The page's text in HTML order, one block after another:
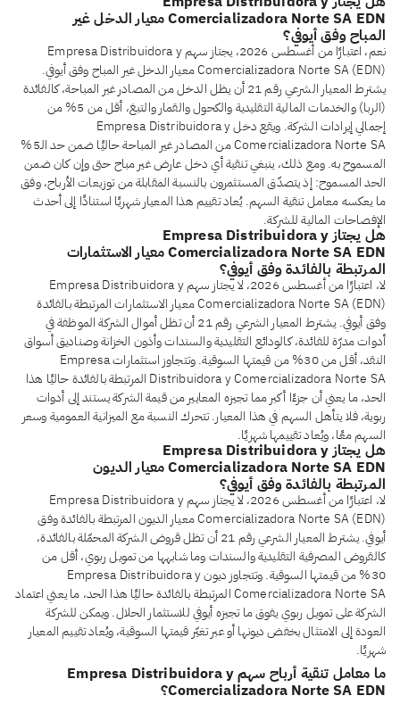
Comercializadora Norte SA EDN معيار الدخل غير
المباح وفق أيوفي؟
نعم، اعتبارًا من أغسطس 2026، يجتاز سهم Empresa Distribuidora y
Comercializadora Norte SA (EDN) معيار الدخل غير المباح وفق أيوفي.
يشترط المعيار الشرعي رقم 21 أن يظل الدخل من المصادر غير المباحة، كالفائدة
(الربا) والخدمات المالية التقليدية والكحول والقمار والتبغ، أقل من 5% من
إجمالي إيرادات الشركة. ويقع دخل Empresa Distribuidora y
Comercializadora Norte SA من المصادر غير المباحة حاليًا ضمن حد الـ5%
المسموح به. ومع ذلك، ينبغي تنقية أي دخل عارض غير مباح حتى وإن كان ضمن
الحد المسموح: إذ يتصدّق المستثمرون بالنسبة المقابلة من توزيعات الأرباح، وفق
ما يعكسه معامل تنقية السهم. يُعاد تقييم هذا المعيار شهريًا استنادًا إلى أحدث
الإفصاحات المالية للشركة.
هل يجتاز Empresa Distribuidora y
Comercializadora Norte SA EDN معيار الاستثمارات
المرتبطة بالفائدة وفق أيوفي؟
لا، اعتبارًا من أغسطس 2026، لا يجتاز سهم Empresa Distribuidora y
Comercializadora Norte SA (EDN) معيار الاستثمارات المرتبطة بالفائدة
وفق أيوفي. يشترط المعيار الشرعي رقم 21 أن تظل أموال الشركة الموظفة في
أدوات مدرّة للفائدة، كالودائع التقليدية والسندات وأذون الخزانة وصناديق أسواق
النقد، أقل من 30% من قيمتها السوقية. وتتجاوز استثمارات Empresa
Distribuidora y Comercializadora Norte SA المرتبطة بالفائدة حاليًا هذا
الحد، ما يعني أن جزءًا أكبر مما تجيزه المعايير من قيمة الشركة يستند إلى أدوات
ربوية، فلا يتأهل السهم في هذا المعيار. تتحرك النسبة مع الميزانية العمومية وسعر
السهم معًا، ويُعاد تقييمها شهريًا.
هل يجتاز Empresa Distribuidora y
Comercializadora Norte SA EDN معيار الديون
المرتبطة بالفائدة وفق أيوفي؟
لا، اعتبارًا من أغسطس 2026، لا يجتاز سهم Empresa Distribuidora y
Comercializadora Norte SA (EDN) معيار الديون المرتبطة بالفائدة وفق
أيوفي. يشترط المعيار الشرعي رقم 21 أن تظل قروض الشركة المحمّلة بالفائدة،
كالقروض المصرفية التقليدية والسندات وما شابهها من تمويل ربوي، أقل من
30% من قيمتها السوقية. وتتجاوز ديون Empresa Distribuidora y
Comercializadora Norte SA المرتبطة بالفائدة حاليًا هذا الحد، ما يعني اعتماد
الشركة على تمويل ربوي يفوق ما تجيزه أيوفي للاستثمار الحلال. ويمكن للشركة
العودة إلى الامتثال بخفض ديونها أو عبر تغيّر قيمتها السوقية، ويُعاد تقييم المعيار
شهريًا.
ما معامل تنقية أرباح سهم Empresa Distribuidora y
Comercializadora Norte SA EDN؟